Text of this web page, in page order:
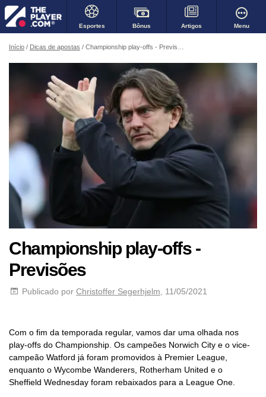
Esportes Bônus Artigos Menu
Início Dicas de apostas Championship play-offs - Previsões
Championship play-offs -
Previsões
Publicado por Christoffer Segerhjelm , 11/05/2021
Com o fim da temporada regular, vamos dar uma olhada nos
play-offs do Championship. Os campeões Norwich City e o vice-
campeão Watford já foram promovidos à Premier League,
enquanto o Wycombe Wanderers, Rotherham United e o
Sheffield Wednesday foram rebaixados para a League One.